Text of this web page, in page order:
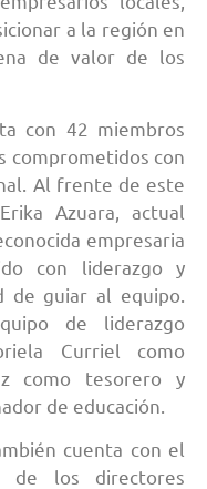
a la región en
de valor de los
con 42 miembros
comprometidos con
Al frente de este
Azuara, actual
empresaria
con liderazgo y
de guiar al equipo.
de liderazgo
Curriel como
como tesorero y
de educación.
cuenta con el
de los directores